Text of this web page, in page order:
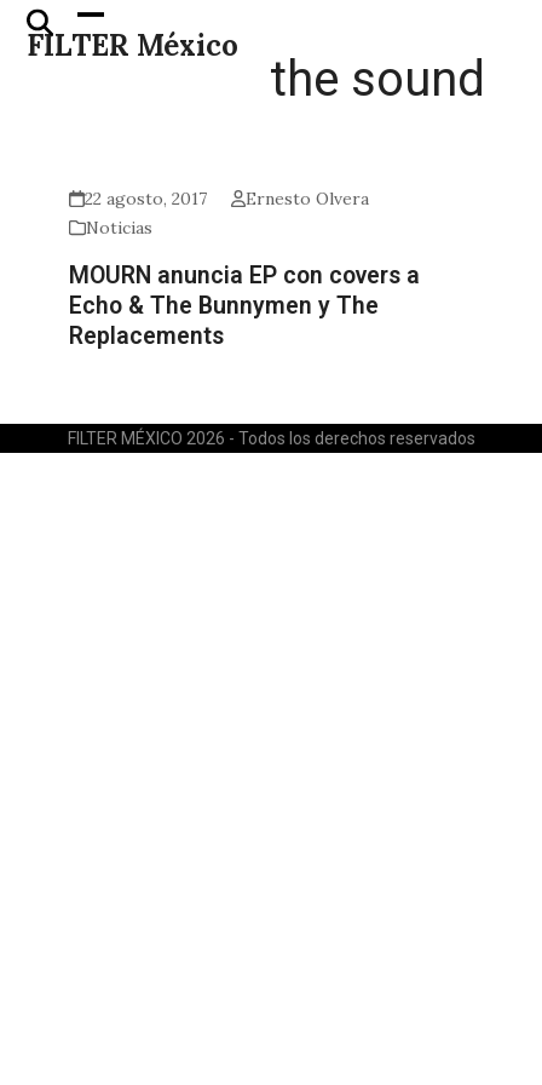
Skip
FILTER México
Open
mobile
Close
mobile
the sound
22 agosto, 2017
Ernesto Olvera
Noticias
MOURN anuncia EP con covers a
Echo & The Bunnymen y The
Replacements
FILTER MÉXICO 2026 - Todos los derechos reservados